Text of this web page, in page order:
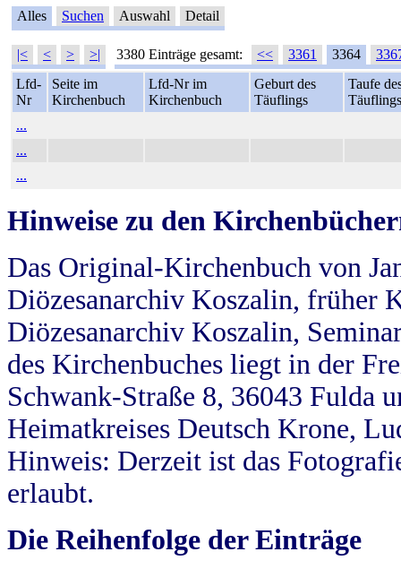
Alles Suchen Auswahl Detail
|< < > >| 3380 Einträge gesamt: << 3361 3364
Lfd-
Nr
Seite im
Kirchenbuch
Lfd-Nr im
Kirchenbuch
Geburt des
Täuflings
Taufe
Täuflings
...
...
...
Hinweise zu den
Das Original-Kirchenbuch von
Diözesanarchiv Koszalin, früher
Diözesanarchiv Koszalin,
des Kirchenbuches liegt in der
Schwank-Straße 8, 36043 Fulda
Heimatkreises Deutsch Krone,
Hinweis: Derzeit ist das
erlaubt.
Die Reihenfolge der Einträge